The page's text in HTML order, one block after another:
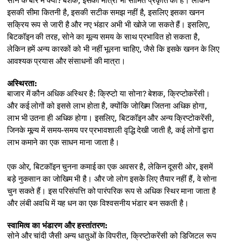
इसकी सीमा कितनी है, इसकी सटीक समझ नहीं है, इसलिए इसका खनन
सक्रिय रूप से जारी है और नए भंडार अभी भी खोजे जा सकते हैं। इसलिए,
बिटकॉइन की तरह, सोने का मूल्य समय के साथ प्रभावित हो सकता है,
लेकिन हमें अन्य कारकों को भी नहीं भूलना चाहिए, जैसे कि इसके खनन के लिए
आवश्यक प्रयास और संसाधनों की मात्रा।
अस्थिरता:
बाजार में कौन अधिक अस्थिर है: क्रिप्टो या सोना? बेशक, क्रिप्टोकरेंसी।
और कई लोगों को इससे लाभ होता है, क्योंकि जोखिम जितना अधिक होगा,
लाभ भी उतना ही अधिक होगा। इसलिए, बिटकॉइन और अन्य क्रिप्टोकरेंसी,
जिनके मूल्य में समय-समय पर प्रभावशाली वृद्धि देखी जाती है, कई लोगों द्वारा
लाभ कमाने का एक साधन माना जाता है।
एक ओर, बिटकॉइन चुनना कमाई का एक अवसर है, लेकिन दूसरी ओर, इसमें
बड़े नुकसान का जोखिम भी है। और जो लोग इसके लिए तैयार नहीं हैं, वे सोना
चुन सकते हैं। इस परिसंपत्ति को पारंपरिक रूप से अधिक स्थिर माना जाता है
और लंबी अवधि में यह धन का एक विश्वसनीय भंडार बन सकती है।
स्वामित्व का भंडारण और हस्तांतरण:
सोने और चांदी जैसी अन्य धातुओं के विपरीत, क्रिप्टोकरेंसी को डिजिटल रूप